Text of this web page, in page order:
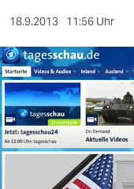
sport
berlin
nord
wahrheit
18.9.2013 11:56 Uhr